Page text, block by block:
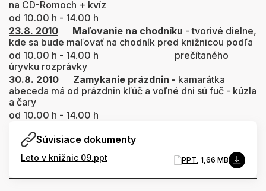
na CD-Romoch + kvíz
od 10.00 h - 14.00 h
23.8. 2010
Maľovanie na chodníku - tvorivé dielne,
kde sa bude maľovať na chodník pred knižnicou podľa
od 10.00 h - 14.00 h prečítaného
úryvku rozprávky
30.8. 2010
Zamykanie prázdnin - kamarátka
abeceda má od prázdnin kľúč a voľné dni sú fuč - kúzla
a čary
od 10.00 h - 14.00 h
Súvisiace dokumenty
Leto v knižnic 09.ppt PPT , 1,66 MB